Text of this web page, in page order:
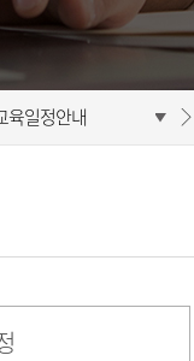
육일정안내